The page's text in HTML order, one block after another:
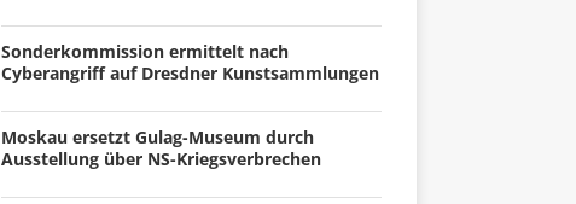
Sonderkommission ermittelt nach
Cyberangriff auf Dresdner Kunstsammlungen
Moskau ersetzt Gulag-Museum durch
Ausstellung über NS-Kriegsverbrechen